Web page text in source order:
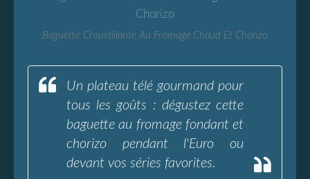
Baguette Croustillante Au Fromage Chaud Et Chorizo
Un plateau télé gourmand pour
tous les goûts : dégustez cette
baguette au fromage fondant et
chorizo pendant l'Euro ou
devant vos séries favorites.